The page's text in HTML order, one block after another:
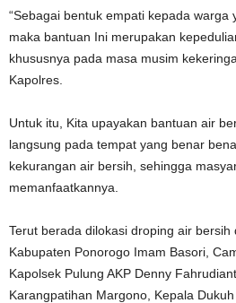
“Sebagai bentuk empati kepada warga
maka bantuan Ini merupakan
khususnya pada masa musim
Kapolres.
Untuk itu, Kita upayakan bantuan air
langsung pada tempat yang benar
kekurangan air bersih, sehingga
memanfaatkannya.
Terut berada dilokasi droping air bersih
Kabupaten Ponorogo Imam Basori,
Kapolsek Pulung AKP Denny
Karangpatihan Margono, Kepala